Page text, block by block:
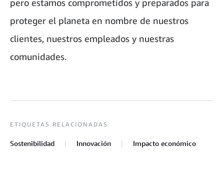
pero estamos comprometidos y preparados para
proteger el planeta en nombre de nuestros
clientes, nuestros empleados y nuestras
comunidades.
ETIQUETAS RELACIONADAS
Sostenibilidad Innovación Impacto económico